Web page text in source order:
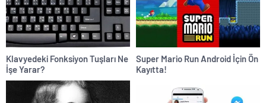
Klavyedeki Fonksiyon Tuşları Ne
İşe Yarar?
Super Mario Run Android İçin Ön
Kayıtta!